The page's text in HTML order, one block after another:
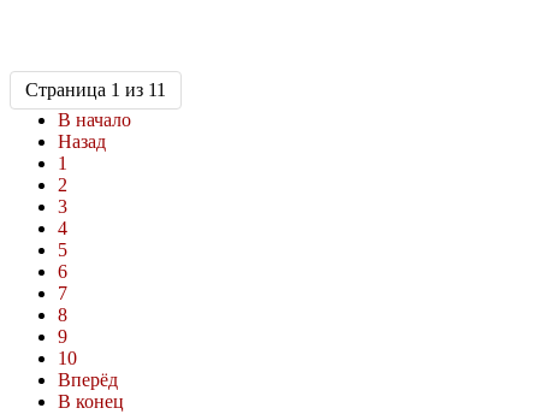
Страница 1 из 11
В начало
Назад
1
2
3
4
5
6
7
8
9
10
Вперёд
В конец